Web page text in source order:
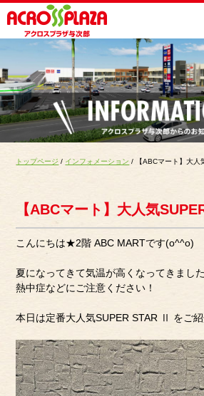
トップページ / インフォメーション / 【ABCマート】大人
【ABCマート】大人気
こんにちは★2階 ABC MARTです(o^^o)
夏になってきて気温が高くなってきまし
熱中症などにご注意ください！
本日は定番大人気SUPER STAR Ⅱ をご紹